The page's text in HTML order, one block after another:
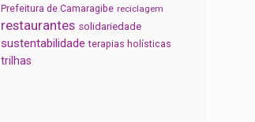
Prefeitura de Camaragibe reciclagem
restaurantes solidariedade
sustentabilidade terapias holísticas
trilhas